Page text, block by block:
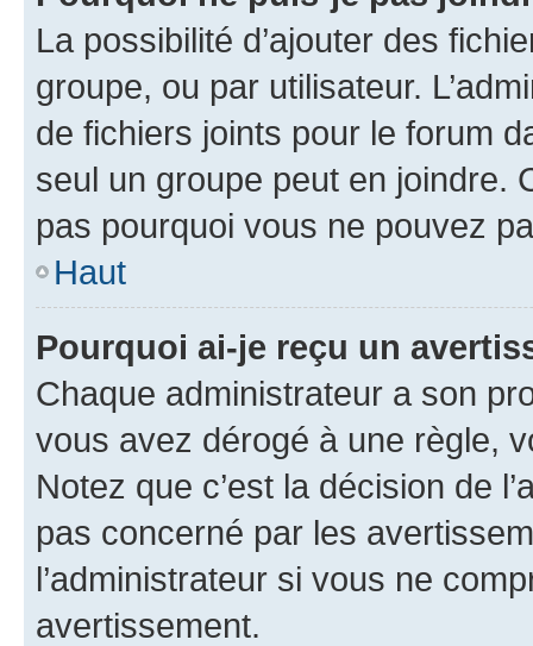
La possibilité d’ajouter des
groupe, ou par utilisateur.
de fichiers joints pour le forum
seul un groupe peut en joindre.
pas pourquoi vous ne pouvez
Haut
Pourquoi ai-je reçu un
Chaque administrateur a son
vous avez dérogé à une règle,
Notez que c’est la décision de
pas concerné par les
l’administrateur si vous ne
avertissement.